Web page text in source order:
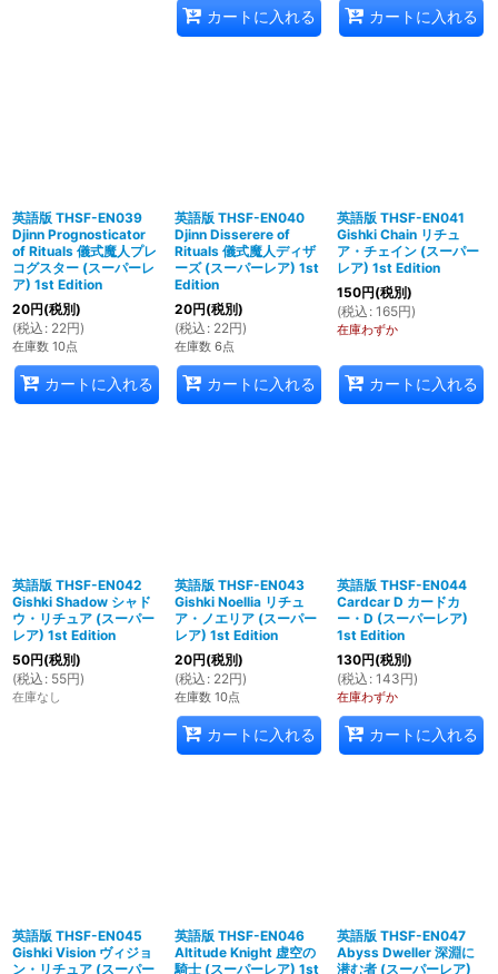
カートに入れる カートに入れる
英語版 THSF-EN039
Djinn Prognosticator
of Rituals 儀式魔人プレ
コグスター (スーパーレ
ア) 1st Edition
20円(税別)
(税込 : 22円)
在庫数 10点
カートに入れる
英語版 THSF-EN040
Djinn Disserere of
Rituals 儀式魔人ディザ
ーズ (スーパーレア) 1st
Edition
20円(税別)
(税込 : 22円)
在庫数 6点
カートに入れる
英語版 THSF-EN041
Gishki Chain リチュ
ア・チェイン (スーパー
レア) 1st Edition
150円(税別)
(税込 : 165円)
在庫わずか
カートに入れる
英語版 THSF-EN042
Gishki Shadow シャド
ウ・リチュア (スーパー
レア) 1st Edition
50円(税別)
(税込 : 55円)
在庫なし
英語版 THSF-EN043
Gishki Noellia リチュ
ア・ノエリア (スーパー
レア) 1st Edition
20円(税別)
(税込 : 22円)
在庫数 10点
カートに入れる
英語版 THSF-EN044
Cardcar D カードカ
ー・D (スーパーレア)
1st Edition
130円(税別)
(税込 : 143円)
在庫わずか
カートに入れる
英語版 THSF-EN045
Gishki Vision ヴィジョ
ン・リチュア (スーパー
英語版 THSF-EN046
Altitude Knight 虚空の
騎士 (スーパーレア) 1st
英語版 THSF-EN047
Abyss Dweller 深淵に
潜む者 (スーパーレア)